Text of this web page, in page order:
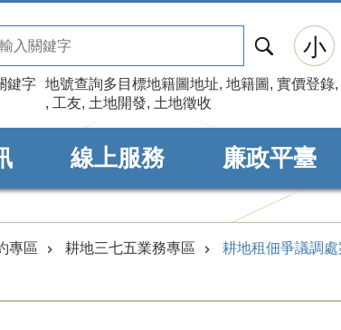
尋
鍵字 地號查詢多目標地籍圖地址 地籍圖 實價登錄
工友 土地開發 土地徵收
小
線上服務 廉政平臺
專區 耕地三七五業務專區 耕地租佃爭議調